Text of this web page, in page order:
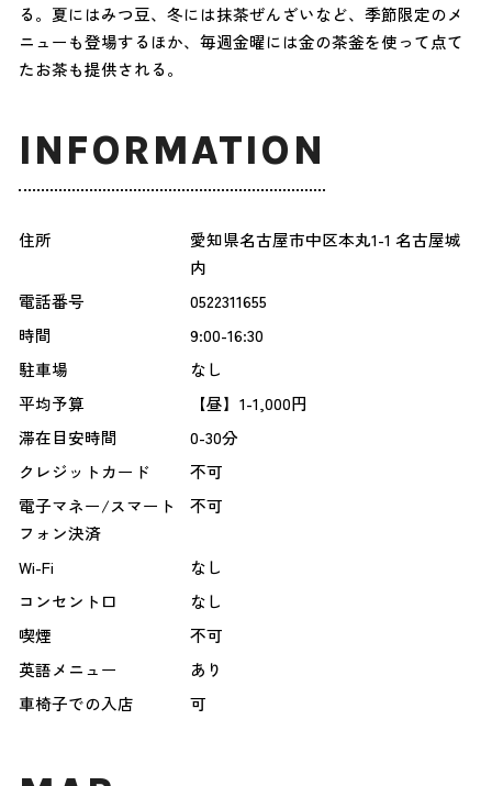
る。夏にはみつ豆、冬には抹茶ぜんざいなど、季節限定のメ
ニューも登場するほか、毎週金曜には金の茶釜を使って点て
たお茶も提供される。
INFORMATION
住所
愛知県名古屋市中区本丸1-1 名古屋城
内
電話番号
0522311655
時間
9:00-16:30
駐車場
なし
平均予算
【昼】1-1,000円
滞在目安時間
0-30分
クレジットカード
不可
電子マネー/スマート
フォン決済
不可
Wi-Fi
なし
コンセント口
なし
喫煙
不可
英語メニュー
あり
車椅子での入店
可